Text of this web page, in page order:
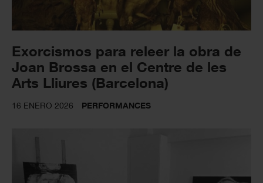
Exorcismos para releer la obra de
Joan Brossa en el Centre de les
Arts Lliures (Barcelona)
16 ENERO 2026 PERFORMANCES